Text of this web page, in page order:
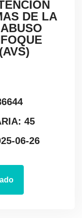
DE LA
45
06-26